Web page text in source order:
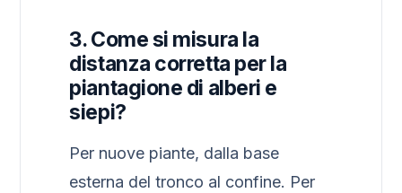
3. Come si misura la
distanza corretta per la
piantagione di alberi e
siepi?
Per nuove piante, dalla base
esterna del tronco al confine. Per